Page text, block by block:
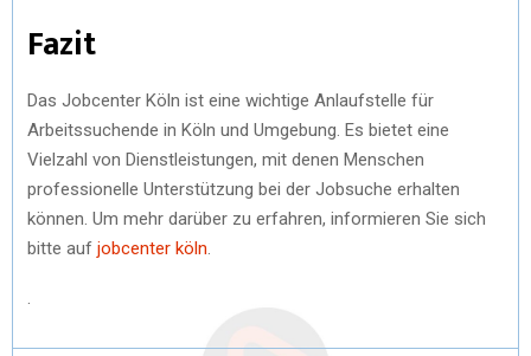
Fazit
Das Jobcenter Köln ist eine wichtige Anlaufstelle für
Arbeitssuchende in Köln und Umgebung. Es bietet eine
Vielzahl von Dienstleistungen, mit denen Menschen
professionelle Unterstützung bei der Jobsuche erhalten
können. Um mehr darüber zu erfahren, informieren Sie sich
bitte auf jobcenter köln